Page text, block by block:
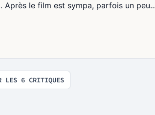
Après le film est sympa, parfois un peu...
LES 6 CRITIQUES